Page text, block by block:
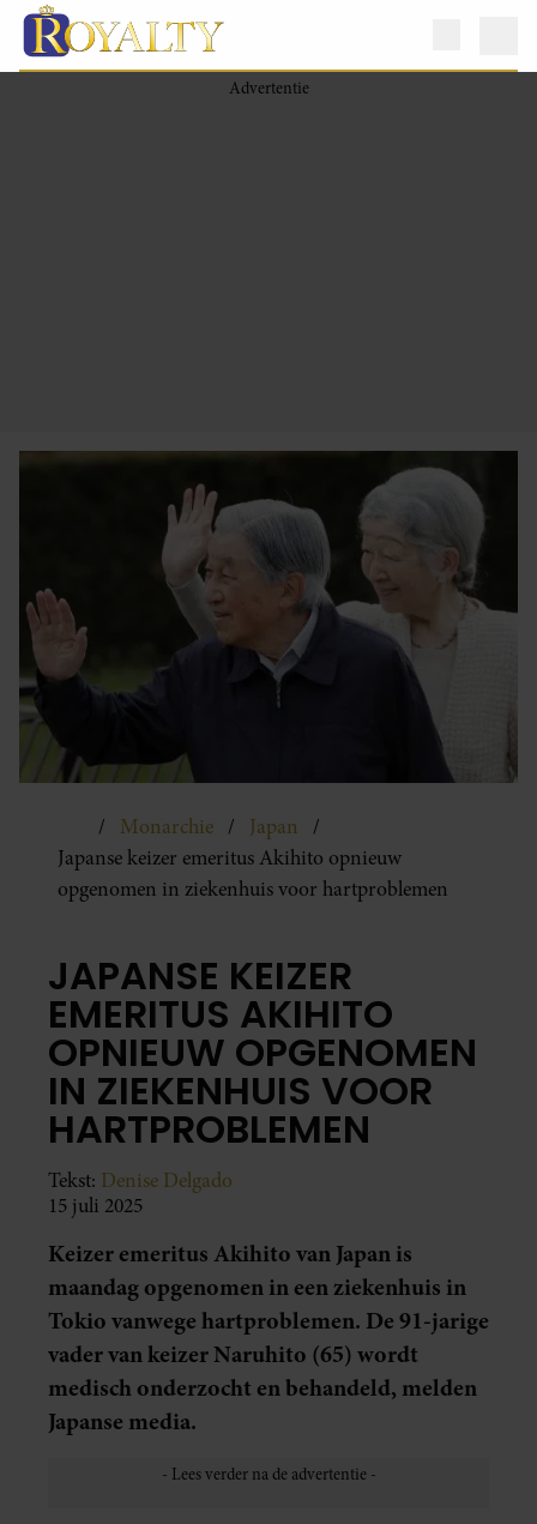
Monarchie
Japan
Japanse keizer emeritus Akihito opnieuw
opgenomen in ziekenhuis voor hartproblemen
JAPANSE KEIZER
EMERITUS AKIHITO
OPNIEUW OPGENOMEN
IN ZIEKENHUIS VOOR
HARTPROBLEMEN
Tekst: Denise Delgado
15 juli 2025
Keizer emeritus Akihito van Japan is
maandag opgenomen in een ziekenhuis in
Tokio vanwege hartproblemen. De 91-jarige
vader van keizer Naruhito (65) wordt
medisch onderzocht en behandeld, melden
Japanse media.